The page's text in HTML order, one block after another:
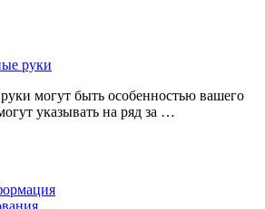
руки
могут быть особенностью вашего
указывать на ряд за …